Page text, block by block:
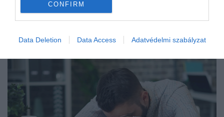
CONFIRM
Data Deletion Data Access Adatvédelmi szabályzat